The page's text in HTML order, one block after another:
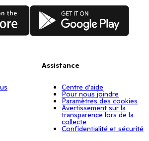
Google Play
Assistance
Centre d’aide
Pour nous joindre
Paramètres des cookies
Avertissement sur la
transparence lors de la
collecte
Confidentialité et sécurité